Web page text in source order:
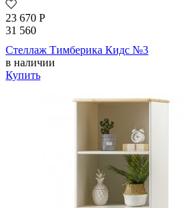
23 670 Р
31 560
Стеллаж Тимберика Кидс №3
в наличии
Купить